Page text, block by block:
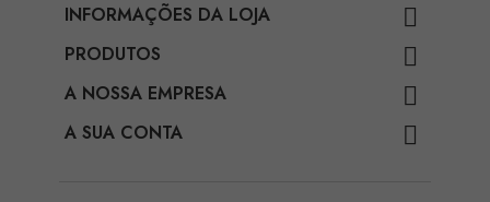
INFORMAÇÕES DA LOJA 
PRODUTOS 
A NOSSA EMPRESA 
A SUA CONTA 